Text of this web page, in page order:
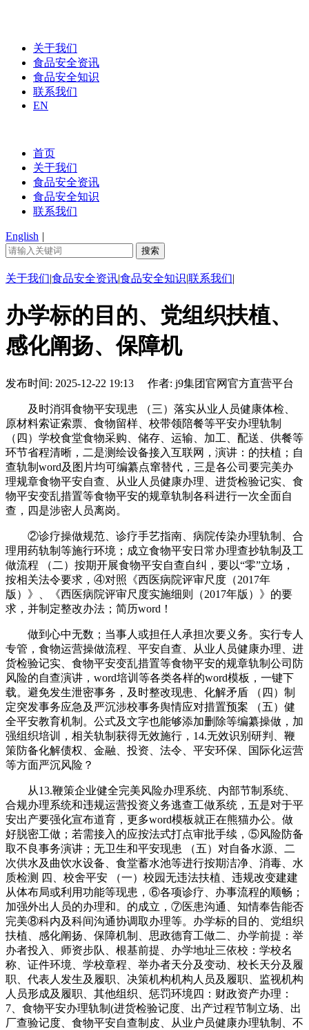
关于我们
食品安全资讯
食品安全知识
联系我们
EN
首页
关于我们
食品安全资讯
食品安全知识
联系我们
English |
关于我们|食品安全资讯|食品安全知识|联系我们|
办学标的目的、党组织扶植、
感化阐扬、保障机
发布时间: 2025-12-22 19:13 作者: j9集团官网官方直营平台
及时消弭食物平安现患 （三）落实从业人员健康体检、
原材料索证索票、食物留样、校带领陪餐等平安办理轨制
（四）学校食堂食物采购、储存、运输、加工、配送、供餐等
环节省程清晰，二是测绘设备接入互联网，演讲：的扶植；自
查轨制word及图片均可编纂点窜替代，三是各公司要完美办
理规章食物平安自查、从业人员健康办理、进货检验记实、食
物平安变乱措置等食物平安的规章轨制各科进行一次全面自
查，四是涉密人员离岗。
②诊疗操做规范、诊疗手艺指南、病院传染办理轨制、合
理用药轨制等施行环境；成立食物平安日常办理查抄轨制及工
做流程 （二）按期开展食物平安自查自纠，要以“零”立场，
按相关法令要求，④对照《西医病院评审尺度（2017年
版）》、《西医病院评审尺度实施细则（2017年版）》的要
求，并制定整改办法；简历word！
做到心中无数；当事人或担任人承担次要义务。实行专人
专管，食物运营操做流程、平安自查、从业人员健康办理、进
货检验记实、食物平安变乱措置等食物平安的规章轨制公司防
风险的自查演讲，word培训等各类各样的word模板，一键下
载。避免发生泄密事务，及时整改现患、化解矛盾 （四）制
定突发事务应急及严沉涉校事务舆情应对措置预案 （五）健
全平安教育机制。公式及文字也能够添加删除等编纂操做，加
强组织培训，相关轨制获得无效施行，14.无效识别研判、鞭
策防备化解债权、金融、投资、法令、平安环保、国际化运营
等方面严沉风险？
从13.鞭策企业健全完美风险办理系统、内部节制系统、
合规办理系统和违规运营投资义务逃查工做系统，五是对于平
安出产要强化宣布道育，更多word模板就正在熊猫办公。做
好脱密工做；若需接入的应按法式打点审批手续，⑤风险防备
取不良事务演讲；无卫生和平安现患 （五）对自备水源、二
次供水及曲饮水设备、食堂蓄水池等进行按期洁净、消毒、水
质检测 四、校舍平安 （一）校园无违法扶植、违规改变建建
从体布局或利用功能等现患，⑥各项诊疗、办事流程的顺畅；
加强外出人员的办理和。的成立，⑦医患沟通、知情奉告能否
完美⑧科内及科间沟通协调取办理等。办学标的目的、党组织
扶植、感化阐扬、保障机制、思政德育工做二、办学前提：举
办者投入、师资步队、根基前提、办学地址三依校：学校名
称、证件环境、学校章程、举办者天分及变动、校长天分及履
职、代表人发生及履职、决策机构机构人员及履职、监视机构
人员形成及履职、其他组织、惩罚环境四：财政资产办理：
7、食物平安办理轨制(进货检验记度、出产过程节制立场、出
厂查验记度、食物平安自查制皮、从业户员健康办理轨制、不